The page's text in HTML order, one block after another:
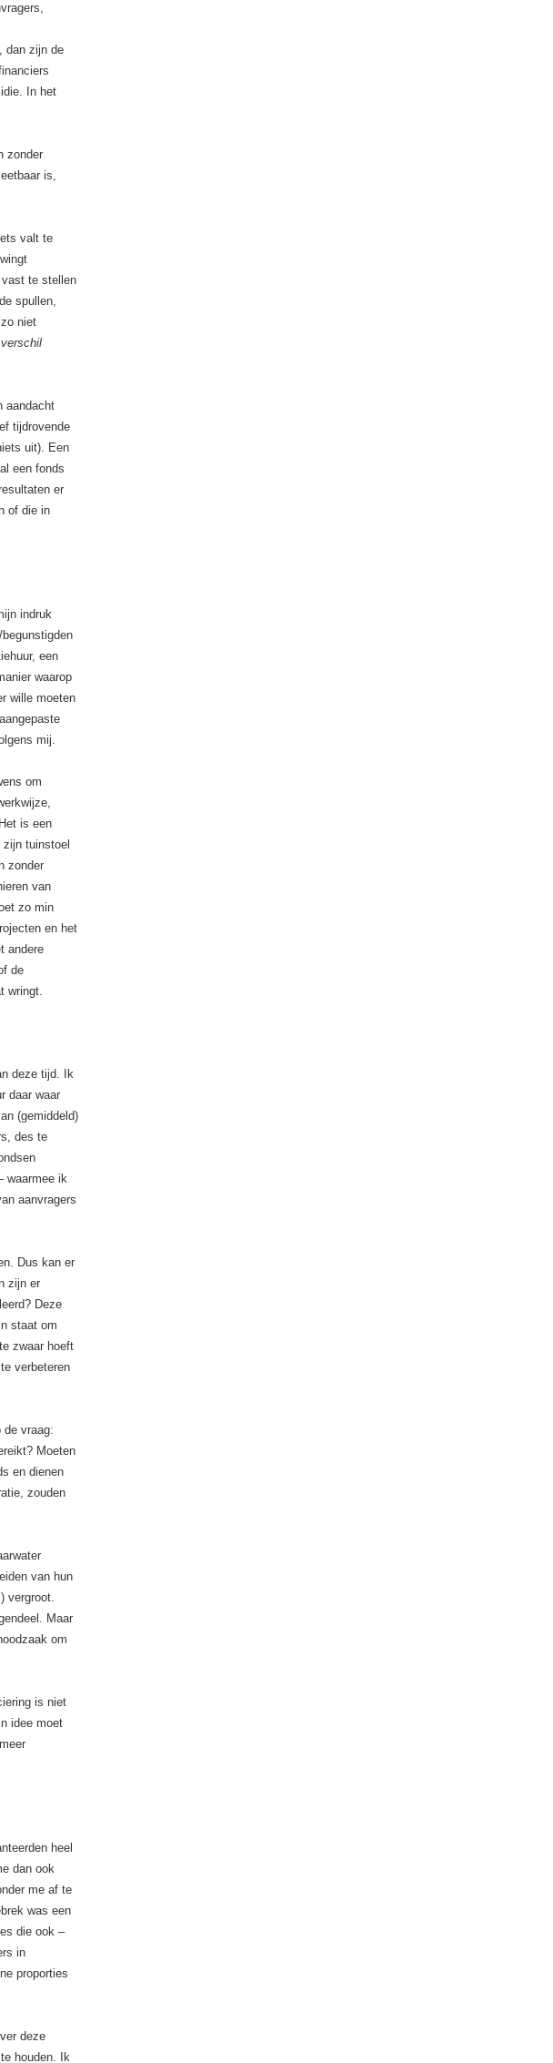
dan zijn de
In het
zonder
is,
valt te
te stellen
spullen,
niet
verschil
aandacht
tijdrovende
uit). Een
een fonds
er
of die in
indruk
een
waarop
wille moeten
mij.
om
is een
tuinstoel
zonder
van
zo min
en het
andere
de
wringt.
deze tijd. Ik
daar waar
(gemiddeld)
des te
waarmee ik
aanvragers
Dus kan er
zijn er
Deze
staat om
zwaar hoeft
verbeteren
de vraag:
Moeten
en dienen
zouden
van hun
vergroot.
Maar
om
is niet
idee moet
heel
dan ook
me af te
was een
die ook –
in
proporties
deze
houden. Ik